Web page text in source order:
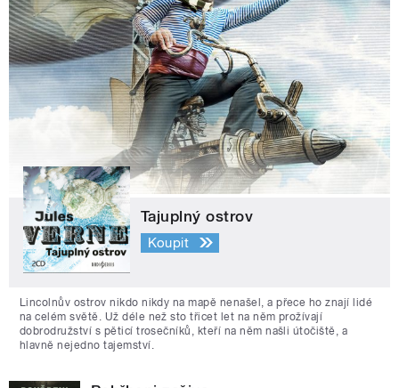
Tajuplný ostrov
Koupit
Lincolnův ostrov nikdo nikdy na mapě nenašel, a přece ho znají lidé
na celém světě. Už déle než sto třicet let na něm prožívají
dobrodružství s pěticí trosečníků, kteří na něm našli útočiště, a
hlavně nejedno tajemství.